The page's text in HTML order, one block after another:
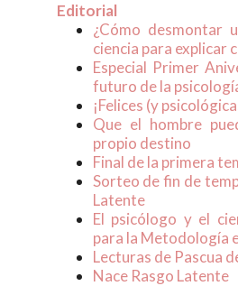
Editorial
¿Cómo desmontar
ciencia para explicar
Especial Primer
futuro de la
¡Felices (y
Que el hombre
propio destino
Final de la primera
Sorteo de fin de
Latente
El psicólogo y el
para la Metodología
Lecturas de Pascua
Nace Rasgo Latente